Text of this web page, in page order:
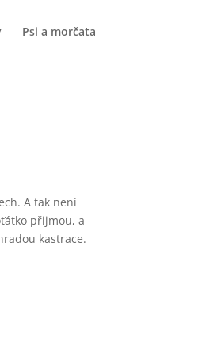
Psi a morčata
A tak není
přijmou, a
kastrace.